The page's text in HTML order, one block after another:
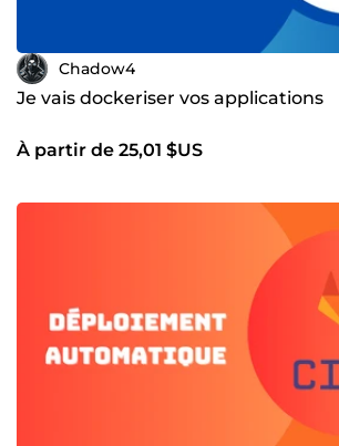
Chadow4
Je vais dockeriser vos applications
À partir de 25,01 $US